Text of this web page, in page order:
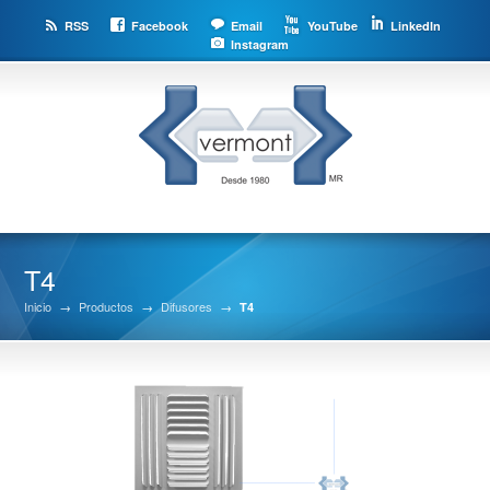
RSS Facebook Email YouTube
LinkedIn
Instagram
T4
Inicio → Productos → Difusores → T4